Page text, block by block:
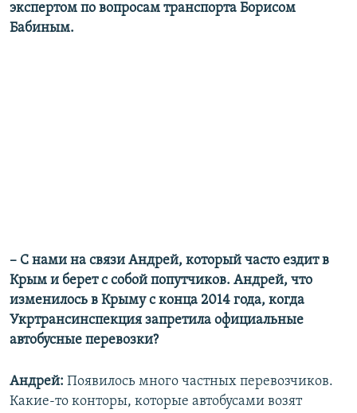
экспертом по вопросам транспорта Борисом
Бабиным.
– С нами на связи Андрей, который часто ездит в
Крым и берет с собой попутчиков. Андрей, что
изменилось в Крыму с конца 2014 года, когда
Укртрансинспекция запретила официальные
автобусные перевозки?
Андрей: Появилось много частных перевозчиков.
Какие-то конторы, которые автобусами возят